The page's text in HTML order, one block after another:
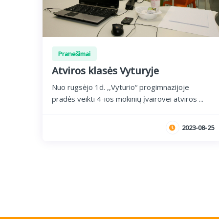
Pranešimai
Atviros klasės Vyturyje
Nuo rugsėjo 1d. ,,Vyturio“ progimnazijoje
pradės veikti 4-ios mokinių įvairovei atviros ...
2023-08-25